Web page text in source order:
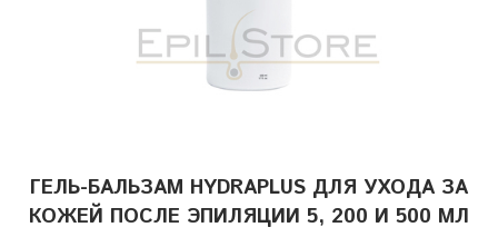
ГЕЛЬ-БАЛЬЗАМ HYDRAPLUS ДЛЯ УХОДА ЗА
КОЖЕЙ ПОСЛЕ ЭПИЛЯЦИИ 5, 200 И 500 МЛ